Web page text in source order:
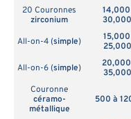
20 Couronnes
zirconium
14,000
All-on-4 (simple)
All-on-6 (simple)
Couronne
céramo-
métallique
500 à